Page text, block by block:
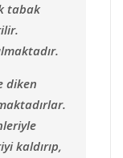
tabak
diken
kaldırıp,